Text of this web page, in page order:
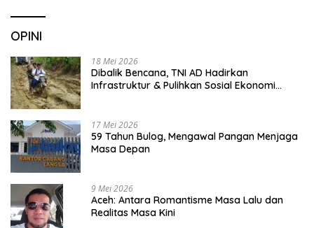
OPINI
18 Mei 2026
Dibalik Bencana, TNI AD Hadirkan
Infrastruktur & Pulihkan Sosial Ekonomi
17 Mei 2026
59 Tahun Bulog, Mengawal Pangan Menjaga
Masa Depan
9 Mei 2026
Aceh: Antara Romantisme Masa Lalu dan
Realitas Masa Kini